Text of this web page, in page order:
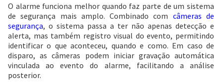
O alarme funciona melhor quando faz parte de um sistema
de segurança mais amplo. Combinado com câmeras de
segurança, o sistema passa a ter não apenas detecção e
alerta, mas também registro visual do evento, permitindo
identificar o que aconteceu, quando e como. Em caso de
disparo, as câmeras podem iniciar gravação automática
vinculada ao evento do alarme, facilitando a análise
posterior.